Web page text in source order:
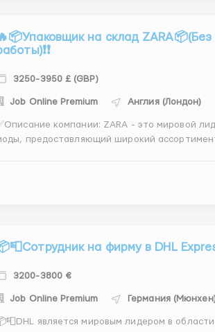
на склад
3250-3950 £ (GBP)
Job Online Premium Англия (Лондон)
компании: ZARA - это мировой лидер в индустрии
предоставляющий широкий
на фирму в DHL
3200-3800 €
Job Online Premium Германия
является мировым лидером в